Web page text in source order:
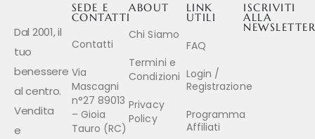
Dal 2001, il
tuo
benessere
al centro.
Vendita
e
LINK
UTILI
FAQ
Login /
Registrazione
Programma
Affiliati
ABOUT
Chi Siamo
Termini e
Condizioni
Privacy
Policy
SEDE E
CONTATTI
Contatti
Via
Mascagni
n°27 89013
– Gioia
Tauro (RC)
ISCRIVITI
ALLA